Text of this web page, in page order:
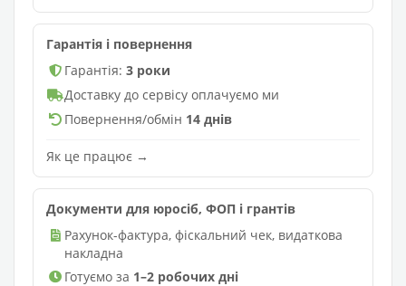
Гарантія і повернення
Гарантія: 3 роки
Доставку до сервісу оплачуємо ми
Повернення/обмін 14 днів
Як це працює →
Документи для юросіб, ФОП і грантів
Рахунок-фактура, фіскальний чек, видаткова
накладна
Готуємо за 1–2 робочих дні